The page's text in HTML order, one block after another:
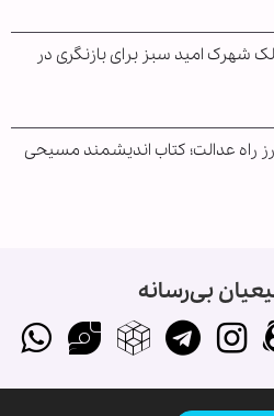
شهرک امید سبز برای بازنگری در
راه عدالت؛ کتاب اندیشمند مسیحی
بی‌رسانه